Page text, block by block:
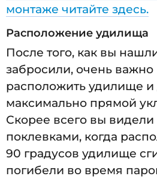
монтаже читайте здесь.
Расположение удилища
После того, как вы
забросили, очень
расположить удилище и
максимально прямой
Скорее всего вы видели
поклевками, когда
90 градусов удилище
погибели во время